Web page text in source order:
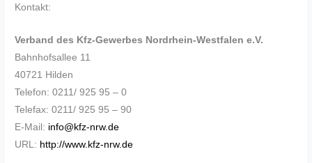
Kontakt:
Verband des Kfz-Gewerbes Nordrhein-Westfalen e.V.
Bahnhofsallee 11
40721 Hilden
Telefon: 0211/ 925 95 – 0
Telefax: 0211/ 925 95 – 90
E-Mail: info@kfz-nrw.de
URL: http://www.kfz-nrw.de